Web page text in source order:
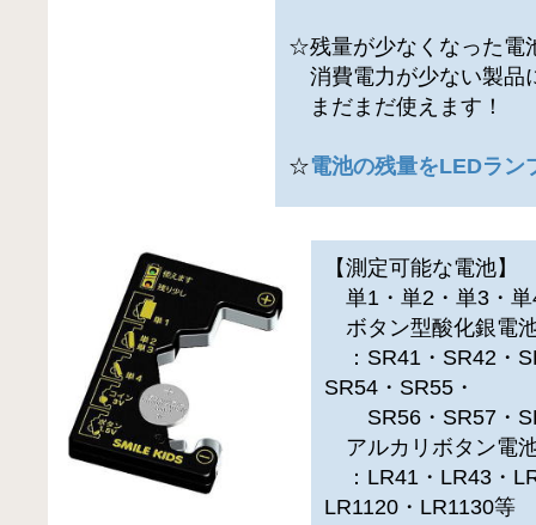
☆残量が少なくなった電
消費電力が少ない製品
まだまだ使えます！
☆電池の残量をLEDラン
【測定可能な電池】
単1・単2・単3・単
ボタン型酸化銀電
：SR41・SR42・
SR54・SR55・
SR56・SR57・
アルカリボタン電
：LR41・LR43・
LR1120・LR1130等